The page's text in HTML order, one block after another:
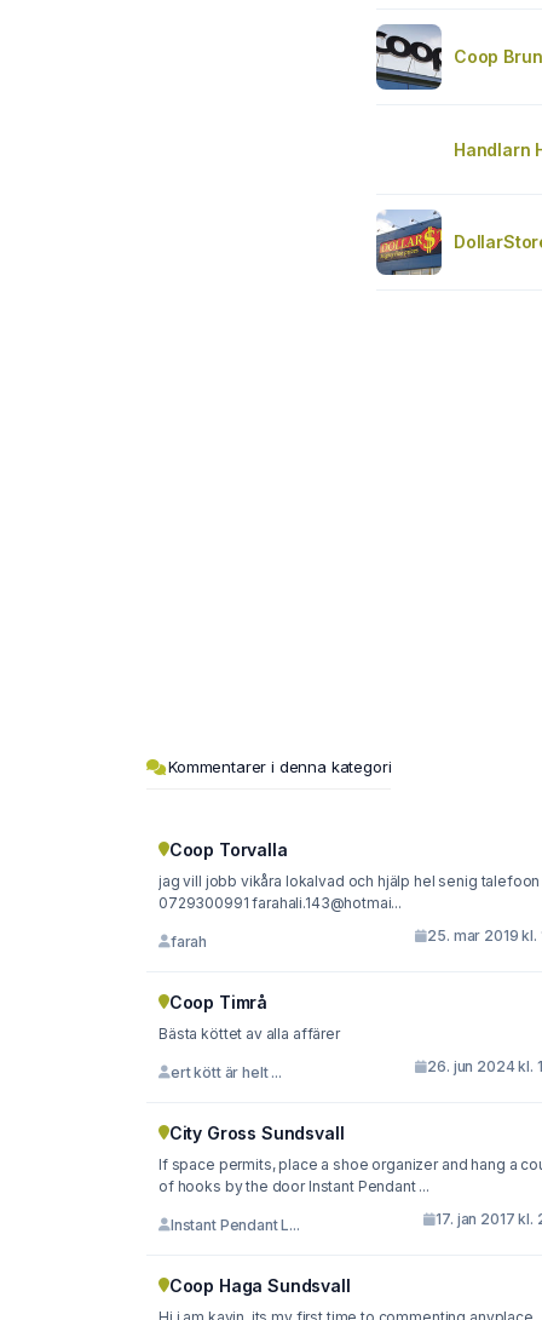
Coop
Handlarn
Kommentarer i denna kategori
Coop Torvalla
jag vill jobb vikåra lokalvad och hjälp hel senig talefoon
0729300991 farahali.143@hotmai...
farah 25. mar 2019 kl.
Coop Timrå
Bästa köttet av alla affärer
ert kött är helt ... 26. jun 2024 kl.
City Gross Sundsvall
If space permits, place a shoe organizer and hang a
of hooks by the door Instant Pendant ...
Instant Pendant L... 17. jan 2017 kl.
Coop Haga Sundsvall